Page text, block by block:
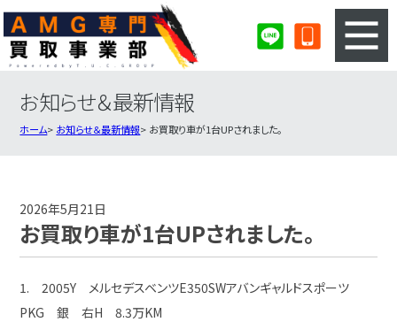
3ステップのカンタン査定
AMG買取実績
お知らせ＆最新情報
ホーム お知らせ＆最新情報 お買取り車が1台UPされました。
2026年5月21日
お買取り車が1台UPされました。
1. 2005Y メルセデスベンツE350SWアバンギャルドスポーツ
PKG 銀 右H 8.3万KM